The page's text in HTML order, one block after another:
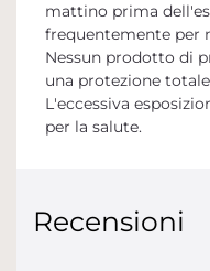
mattino prima
frequentemente per
Nessun prodotto di
una protezione
L'eccessiva
per la salute.
Recensioni